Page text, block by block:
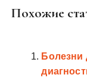
Похожие
Болезни